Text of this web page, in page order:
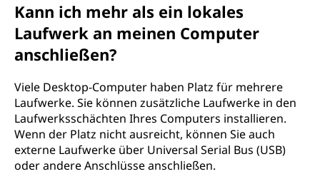
Kann ich mehr als ein lokales
Laufwerk an meinen Computer
anschließen?
Viele Desktop-Computer haben Platz für mehrere
Laufwerke. Sie können zusätzliche Laufwerke in den
Laufwerksschächten Ihres Computers installieren.
Wenn der Platz nicht ausreicht, können Sie auch
externe Laufwerke über Universal Serial Bus (USB)
oder andere Anschlüsse anschließen.